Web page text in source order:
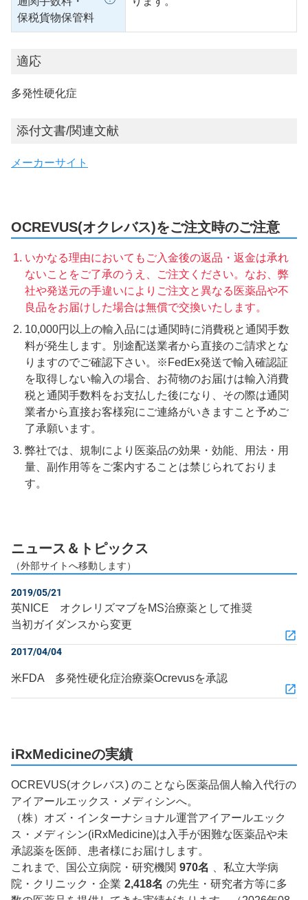
保税貨物保管料
適応
多発性硬化症
添付文書/関連文献
メーカーサイト
OCREVUS(オクレバス)をご注文時のご注意
いかなる理由においてもご入金後の返品・返金は承れ
ないことをご了承のうえ、ご注文ください。なお、弊
社や発送元の手違いによりご注文と異なる医薬品や不
良品をお届けした場合は無償で交換いたします。
10,000円以上の輸入品には通関時に消費税と通関手数
料が発生します。別途配送業者から直接のご請求とな
りますのでご確認下さい。※FedEx発送で輸入確認証
を取得しない輸入の場合、お荷物のお届けは輸入消費
税と通関手数料をお支払した後になり、その際は通関
業者から直接お客様宛にご連絡がいきますこと予めご
了承願います。
弊社では、規制により医薬品の効果・効能、用法・用
量、副作用等をご案内することは禁じられておりま
す。
ニュース＆トピックス
（外部サイトへ移動します）
2019/05/21
英NICE オクレリズマブをMS治療薬として推奨
当初ガイダンスから変更
2017/04/04
米FDA 多発性硬化症治療薬Ocrevusを承認
iRxMedicineの実績
OCREVUS(オクレバス) のことなら医薬品個人輸入代行の
アイアールエックス・メディシンへ。
（株）オズ・インターナショナル運営アイアールエック
ス・メディシン(iRxMedicine)は入手が困難な医薬品や未
承認薬を医師、患者様にお届けします。
これまで、国公立病院・研究機関 970名
、私立大学病
院・クリニック・企業 2,418名 の先生・研究者方等に多